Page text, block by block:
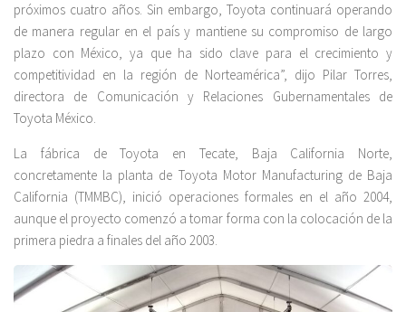
próximos cuatro años. Sin embargo, Toyota continuará operando
de manera regular en el país y mantiene su compromiso de largo
plazo con México, ya que ha sido clave para el crecimiento y
competitividad en la región de Norteamérica”, dijo Pilar Torres,
directora de Comunicación y Relaciones Gubernamentales de
Toyota México.
La fábrica de Toyota en Tecate, Baja California Norte,
concretamente la planta de Toyota Motor Manufacturing de Baja
California (TMMBC), inició operaciones formales en el año 2004,
aunque el proyecto comenzó a tomar forma con la colocación de la
primera piedra a finales del año 2003.